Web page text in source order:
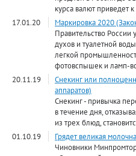
курса валют приведет
17.01.20
Маркировка 2020
Правительство России
духов и туалетной
легкой
фотовспышек и ламп-
20.11.19
Снекинг или
аппаратов)
Снекинг - привычка
в течение дня,
из трех блюд,
01.10.19
Грядет великая
Чиновники